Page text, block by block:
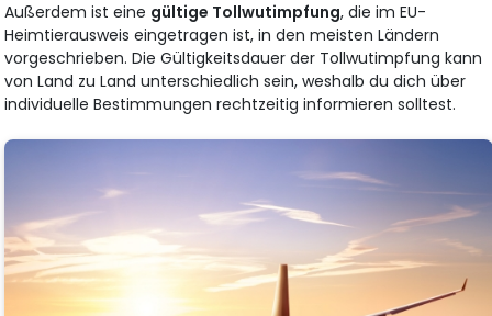
Außerdem ist eine gültige Tollwutimpfung, die im EU-
Heimtierausweis eingetragen ist, in den meisten Ländern
vorgeschrieben. Die Gültigkeitsdauer der Tollwutimpfung kann
von Land zu Land unterschiedlich sein, weshalb du dich über
individuelle Bestimmungen rechtzeitig informieren solltest.